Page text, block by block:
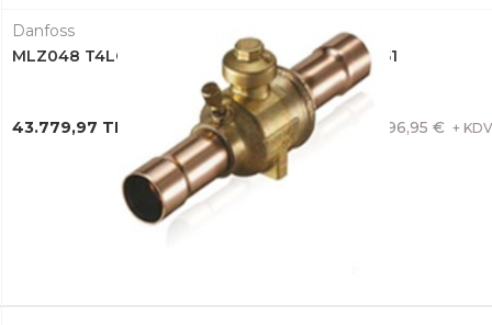
Danfoss
MLZ048 T4LC9A SCROLL KOMPRESÖR 121L8651
796,95 € + KDV
43.779,97 TL + KDV